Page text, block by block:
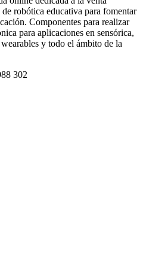
robótica educativa para fomentar
Componentes para realizar
para aplicaciones en sensórica,
y todo el ámbito de la
302